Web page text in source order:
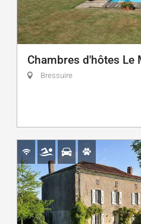
Chambres d'hôtes Le
Bressuire